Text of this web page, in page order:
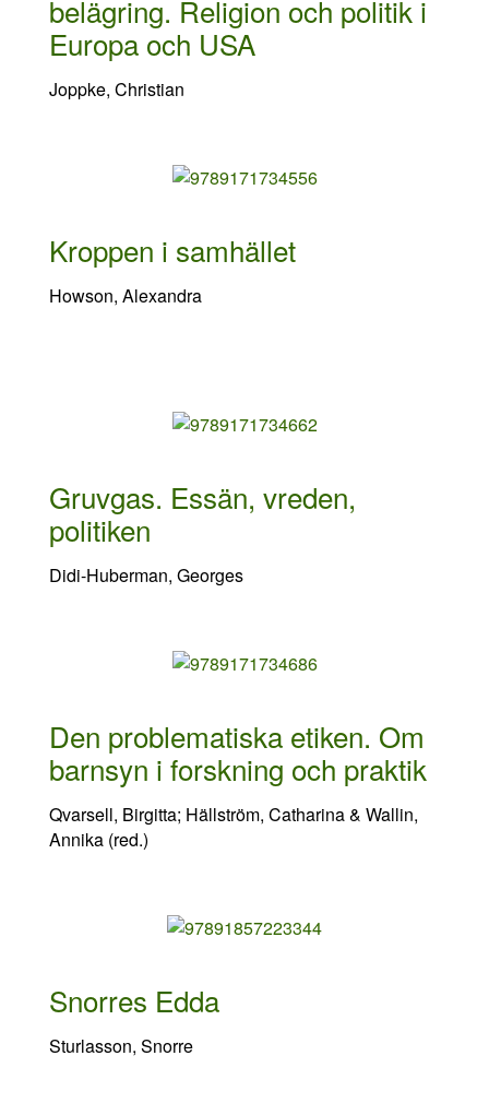
belägring. Religion och politik i
Europa och USA
Joppke, Christian
Kroppen i samhället
Howson, Alexandra
Gruvgas. Essän, vreden,
politiken
Didi-Huberman, Georges
Den problematiska etiken. Om
barnsyn i forskning och praktik
Qvarsell, Birgitta; Hällström, Catharina & Wallin,
Annika (red.)
Snorres Edda
Sturlasson, Snorre